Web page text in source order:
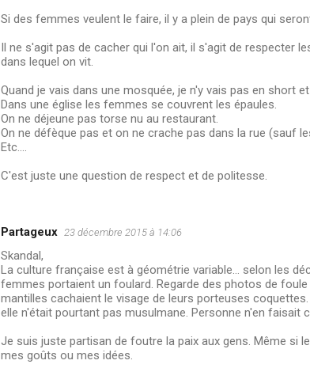
Si des femmes veulent le faire, il y a plein de pays qui
Il ne s'agit pas de cacher qui l'on ait, il s'agit de respecter
dans lequel on vit.
Quand je vais dans une mosquée, je n'y vais pas en short
Dans une église les femmes se couvrent les épaules.
On ne déjeune pas torse nu au restaurant.
On ne défèque pas et on ne crache pas dans la rue (sauf
Etc....
C'est juste une question de respect et de politesse.
Partageux 23 décembre 2015 à 14:06
Skandal,
La culture française est à géométrie variable... selon les
femmes portaient un foulard. Regarde des photos de
mantilles cachaient le visage de leurs porteuses
elle n'était pourtant pas musulmane. Personne n'en faisait
Je suis juste partisan de foutre la paix aux gens. Même si
mes goûts ou mes idées.